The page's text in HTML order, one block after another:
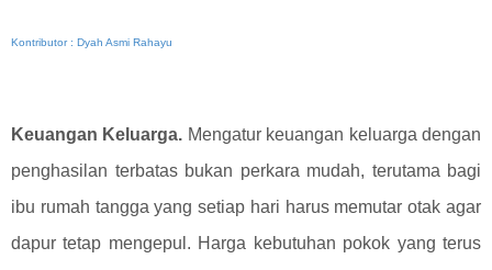
Kontributor : Dyah Asmi Rahayu
Keuangan Keluarga. Mengatur keuangan keluarga dengan
penghasilan terbatas bukan perkara mudah, terutama bagi
ibu rumah tangga yang setiap hari harus memutar otak agar
dapur tetap mengepul. Harga kebutuhan pokok yang terus